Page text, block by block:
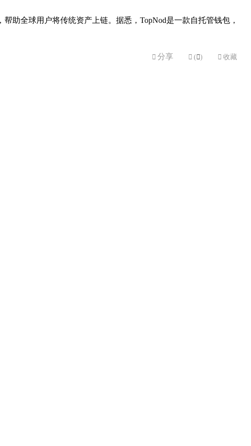
助全球用户将传统资产上链。据悉，TopNod是一款自托管钱包，
 分享  ( )  收藏